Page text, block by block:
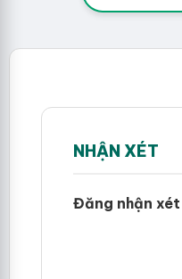
NHẬN XÉT
Đăng nhận xét